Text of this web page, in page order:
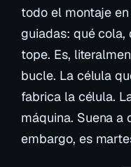
todo el montaje
guiadas: qué cola,
tope. Es,
bucle. La célula
fabrica la célula.
máquina. Suena a
embargo, es